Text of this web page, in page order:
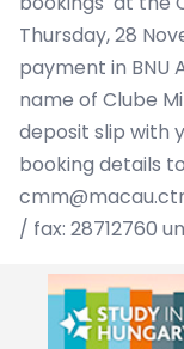
Thursday, 28
payment in BNU
name of Clube
deposit slip with
booking details to
/ fax: 28712760